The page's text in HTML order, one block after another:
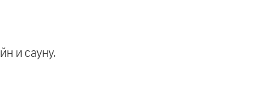
и сауну.